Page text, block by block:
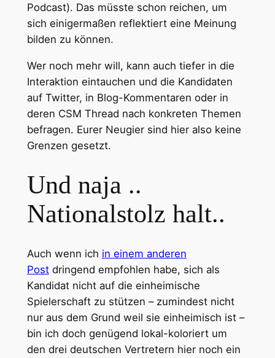
Podcast). Das müsste schon reichen, um
sich einigermaßen reflektiert eine Meinung
bilden zu können.
Wer noch mehr will, kann auch tiefer in die
Interaktion eintauchen und die Kandidaten
auf Twitter, in Blog-Kommentaren oder in
deren CSM Thread nach konkreten Themen
befragen. Eurer Neugier sind hier also keine
Grenzen gesetzt.
Und naja ..
Nationalstolz halt..
Auch wenn ich in einem anderen
Postdringend empfohlen habe, sich als
Kandidat nicht auf die einheimische
Spielerschaft zu stützen – zumindest nicht
nur aus dem Grund weil sie einheimisch ist –
bin ich doch genügend lokal-koloriert um
den drei deutschen Vertretern hier noch ein